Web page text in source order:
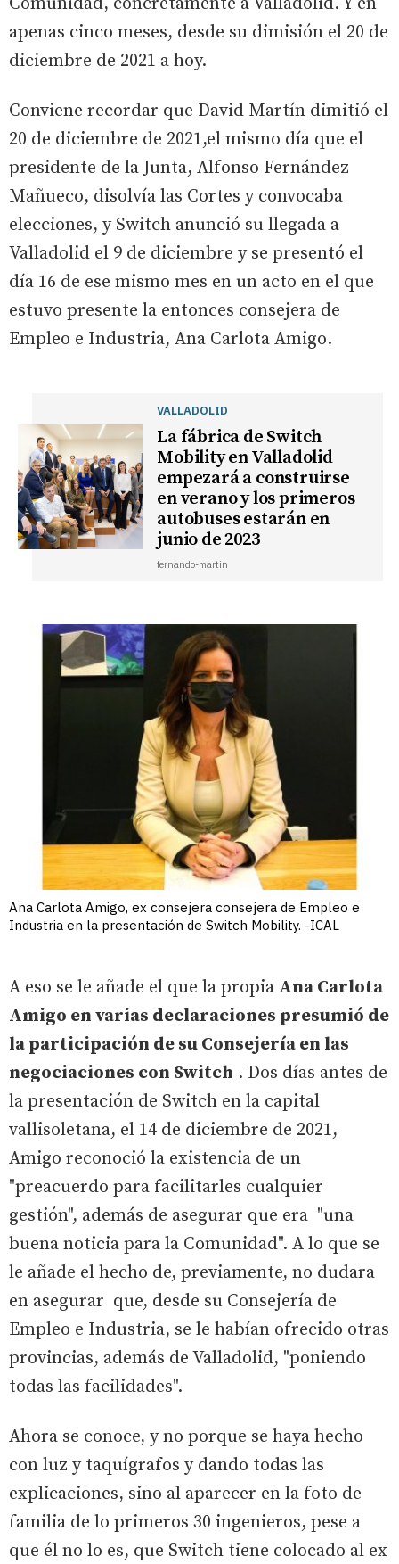
apenas cinco meses, desde su dimisión el 20 de
diciembre de 2021 a hoy.
Conviene recordar que David Martín dimitió el
20 de diciembre de 2021,el mismo día que el
presidente de la Junta, Alfonso Fernández
Mañueco, disolvía las Cortes y convocaba
elecciones, y Switch anunció su llegada a
Valladolid el 9 de diciembre y se presentó el
día 16 de ese mismo mes en un acto en el que
estuvo presente la entonces consejera de
Empleo e Industria, Ana Carlota Amigo.
VALLADOLID
La fábrica de Switch
Mobility en Valladolid
empezará a construirse
en verano y los primeros
autobuses estarán en
junio de 2023
fernando-martin
Ana Carlota Amigo, ex consejera consejera de Empleo e
Industria en la presentación de Switch Mobility. -ICAL
A eso se le añade el que la propia Ana Carlota
Amigo en varias declaraciones presumió de
la participación de su Consejería en las
negociaciones con Switch . Dos días antes de
la presentación de Switch en la capital
vallisoletana, el 14 de diciembre de 2021,
Amigo reconoció la existencia de un
"preacuerdo para facilitarles cualquier
gestión", además de asegurar que era "una
buena noticia para la Comunidad". A lo que se
le añade el hecho de, previamente, no dudara
en asegurar que, desde su Consejería de
Empleo e Industria, se le habían ofrecido otras
provincias, además de Valladolid, "poniendo
todas las facilidades".
Ahora se conoce, y no porque se haya hecho
con luz y taquígrafos y dando todas las
explicaciones, sino al aparecer en la foto de
familia de lo primeros 30 ingenieros, pese a
que él no lo es, que Switch tiene colocado al ex